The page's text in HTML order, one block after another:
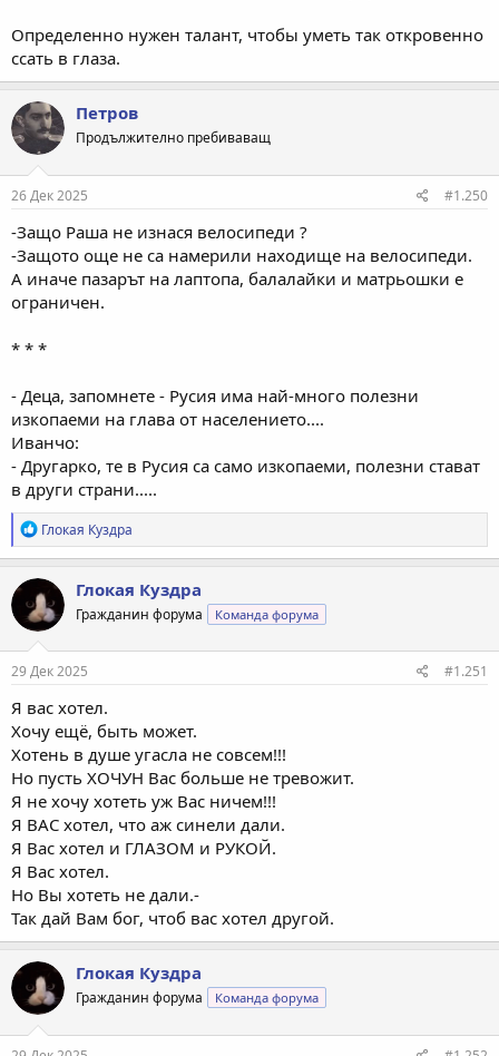
Определенно нужен талант, чтобы уметь так откровенно
ссать в глаза.
Петров
Продължително пребиваващ
26 Дек 2025 #1.250
-Защо Раша не изнася велосипеди ?
-Защото още не са намерили находище на велосипеди.
А иначе пазарът на лаптопа, балалайки и матрьошки е
ограничен.
* * *
- Деца, запомнете - Русия има най-много полезни
изкопаеми на глава от населението....
Иванчо:
- Другарко, те в Русия са само изкопаеми, полезни стават
в други страни.....
Р
е
а
к
ц
и
и
:
Глокая Куздра
Глокая Куздра
Гражданин форума Команда форума
29 Дек 2025 #1.251
Я вас хотел.
Хочу ещё, быть может.
Хотень в душе угасла не совсем!!!
Но пусть ХОЧУН Вас больше не тревожит.
Я не хочу хотеть уж Вас ничем!!!
Я ВАС хотел, что аж синели дали.
Я Вас хотел и ГЛАЗОМ и РУКОЙ.
Я Вас хотел.
Но Вы хотеть не дали.-
Так дай Вам бог, чтоб вас хотел другой.
Глокая Куздра
Гражданин форума Команда форума